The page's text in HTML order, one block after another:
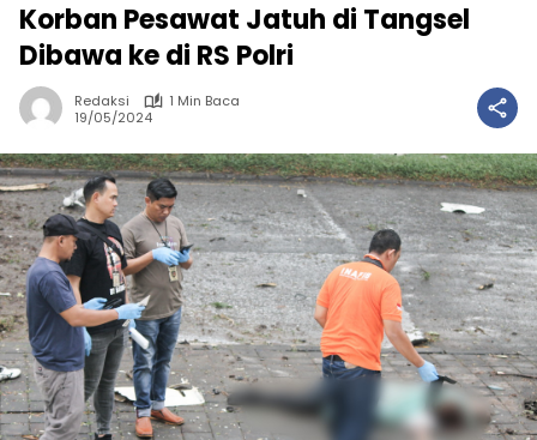
Korban Pesawat Jatuh di Tangsel
Dibawa ke di RS Polri
Redaksi
1 Min Baca
19/05/2024